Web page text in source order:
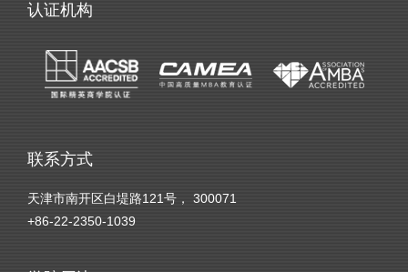
认证机构
联系方式
天津市南开区白堤路121号， 300071
+86-22-2350-1039